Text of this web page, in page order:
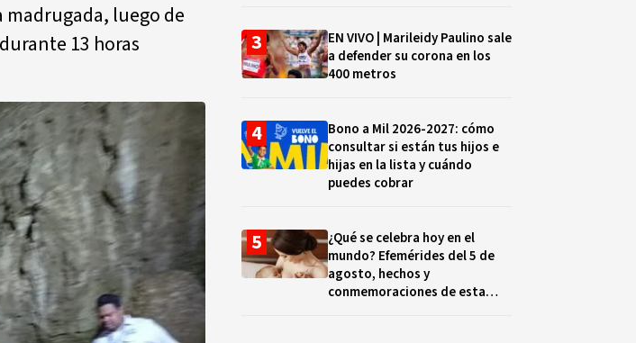
madrugada, luego de
13 horas
EN VIVO | Marileidy Paulino sale
a defender su corona en los
400 metros
Bono a Mil 2026-2027: cómo
consultar si están tus hijos e
hijas en la lista y cuándo
puedes cobrar
¿Qué se celebra hoy en el
mundo? Efemérides del 5 de
agosto, hechos y
conmemoraciones de esta